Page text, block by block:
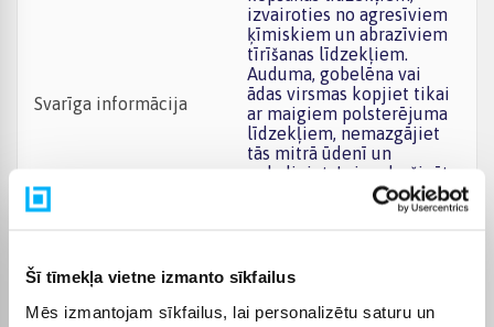
Šī tīmekļa vietne izmanto sīkfailus
Mēs izmantojam sīkfailus, lai personalizētu saturu un
Svarīga informācija
izvairoties no agresīviem
ķīmiskiem un abrazīviem
tīrīšanas līdzekļiem.
Auduma, gobelēna vai
ādas virsmas kopjiet tikai
ar maigiem polsterējuma
līdzekļiem, nemazgājiet
tās mitrā ūdenī un
nebaliniet. Lai nodrošinātu
mēbeļu ilgstošu lietošanu
un stabilitāti, ieteicams
nepieciešamības gadījumā
skrūves.